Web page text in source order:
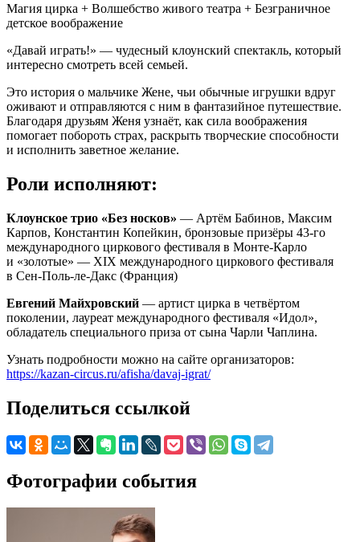
Магия цирка + Волшебство живого театра + Безграничное
детское воображение
«Давай играть!» — чудесный клоунский спектакль, который
интересно смотреть всей семьей.
Это история о мальчике Жене, чьи обычные игрушки вдруг
оживают и отправляются с ним в фантазийное путешествие.
Благодаря друзьям Женя узнаёт, как сила воображения
помогает побороть страх, раскрыть творческие способности
и исполнить заветное желание.
Роли исполняют:
Клоунское трио «Без носков» — Артём Бабинов, Максим
Карпов, Константин Копейкин, бронзовые призёры 43-го
международного циркового фестиваля в Монте-Карло
и «золотые» — XIX международного циркового фестиваля
в Сен-Поль-ле-Дакс (Франция)
Евгений Майхровский — артист цирка в четвёртом
поколении, лауреат международного фестиваля «Идол»,
обладатель специального приза от сына Чарли Чаплина.
Узнать подробности можно на сайте организаторов:
https://kazan-circus.ru/afisha/davaj-igrat/
Поделиться ссылкой
Фотографии события